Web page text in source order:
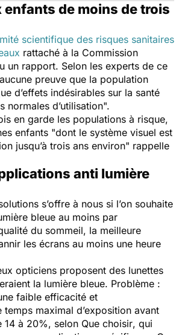
de moins de trois
scientifique des risques sanitaires
rattaché à la Commission
un rapport. Selon les experts de ce
preuve que la population
d’effets indésirables sur la santé
normales d’utilisation".
en garde les populations à risque,
enfants "dont le système visuel est
jusqu’à trois ans environ" rappelle
anti lumière
s’offre à nous si l’on souhaite
bleue au moins par
du sommeil, la meilleure
les écrans au moins une heure
opticiens proposent des lunettes
la lumière bleue. Problème :
faible efficacité et
temps maximal d’exposition avant
14 à 20%, selon Que choisir, qui